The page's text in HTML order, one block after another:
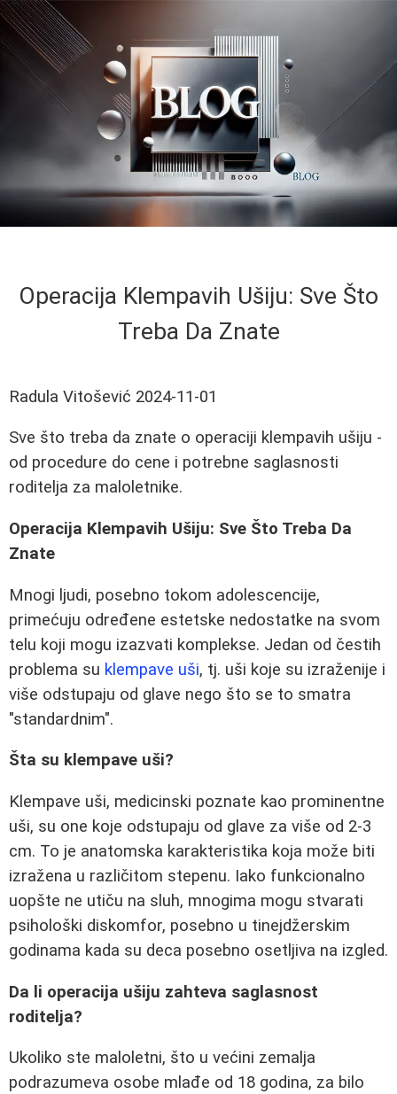
Operacija Klempavih Ušiju: Sve Što
Treba Da Znate
Radula Vitošević 2024-11-01
Sve što treba da znate o operaciji klempavih ušiju -
od procedure do cene i potrebne saglasnosti
roditelja za maloletnike.
Operacija Klempavih Ušiju: Sve Što Treba Da
Znate
Mnogi ljudi, posebno tokom adolescencije,
primećuju određene estetske nedostatke na svom
telu koji mogu izazvati komplekse. Jedan od čestih
problema su klempave uši, tj. uši koje su izraženije i
više odstupaju od glave nego što se to smatra
"standardnim".
Šta su klempave uši?
Klempave uši, medicinski poznate kao prominentne
uši, su one koje odstupaju od glave za više od 2-3
cm. To je anatomska karakteristika koja može biti
izražena u različitom stepenu. Iako funkcionalno
uopšte ne utiču na sluh, mnogima mogu stvarati
psihološki diskomfor, posebno u tinejdžerskim
godinama kada su deca posebno osetljiva na izgled.
Da li operacija ušiju zahteva saglasnost
roditelja?
Ukoliko ste maloletni, što u većini zemalja
podrazumeva osobe mlađe od 18 godina, za bilo